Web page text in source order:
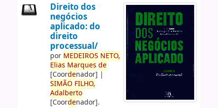
Direito dos
negócios
aplicado: do
direito
processual/
por MEDEIROS NETO,
Elias Marques de
[Coordenador] |
SIMÃO FILHO,
Adalberto
[Coordenador].